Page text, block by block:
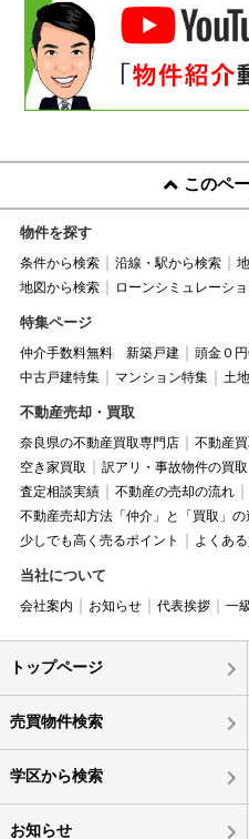
このペ
物件を探す
条件から検索 沿線・駅から検索
地図から検索
ローンシミュレーシ
特集ページ
仲介手数料無料 新築戸建 頭金０
中古戸建特集
マンション特集 土
不動産売却・買取
奈良県の不動産買取専門店 不動産
空き家買取
訳アリ・事故物件の買
査定相談実績
不動産の売却の流れ
不動産売却方法「仲介」と「買取」の
少しでも高く売るポイント
よくあ
当社について
会社案内 お知らせ 代表挨拶 一
トップページ
売買物件検索
学区から検索
お知らせ